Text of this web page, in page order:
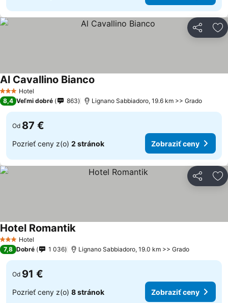
Zdieľať
3 Počet hviezdičiek
Hotel
Al Cavallino Bianco
8,4 Veľmi dobré 863 Lignano Sabbiadoro, 19.6 km >> Grado
Od 87 €
Pozrieť ceny z(o) 2 stránok Zobraziť ceny
Zdieľať
3 Počet hviezdičiek
Hotel
Hotel Romantik
7,8 Dobré 1 036 Lignano Sabbiadoro, 19.0 km >> Grado
Od 91 €
Pozrieť ceny z(o) 8 stránok Zobraziť ceny